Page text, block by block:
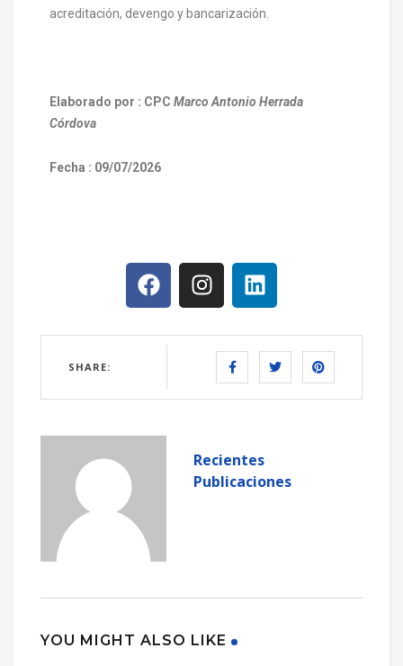
acreditación, devengo y bancarización.
Elaborado por : CPC Marco Antonio Herrada
Córdova
Fecha : 09/07/2026
SHARE:
Recientes
Publicaciones
YOU MIGHT ALSO LIKE